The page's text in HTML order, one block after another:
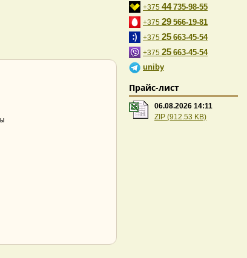
+375 44 735-98-55
+375 29 566-19-81
+375 25 663-45-54
+375 25 663-45-54
uniby
Прайс-лист
06.08.2026 14:11
ZIP (912.53 KB)